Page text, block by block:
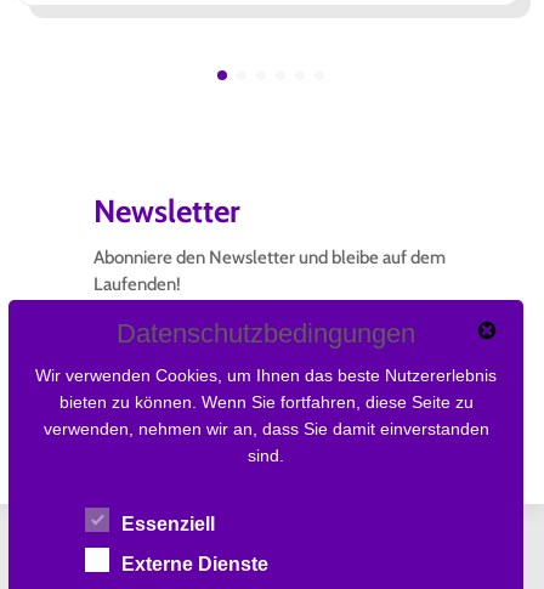
Newsletter
Abonniere den Newsletter und bleibe auf dem
Laufenden!
Newsletter abonnieren
Datenschutzbedingungen
Wir verwenden Cookies, um Ihnen das beste Nutzererlebnis
bieten zu können. Wenn Sie fortfahren, diese Seite zu
verwenden, nehmen wir an, dass Sie damit einverstanden
sind.
Essenziell
Externe Dienste